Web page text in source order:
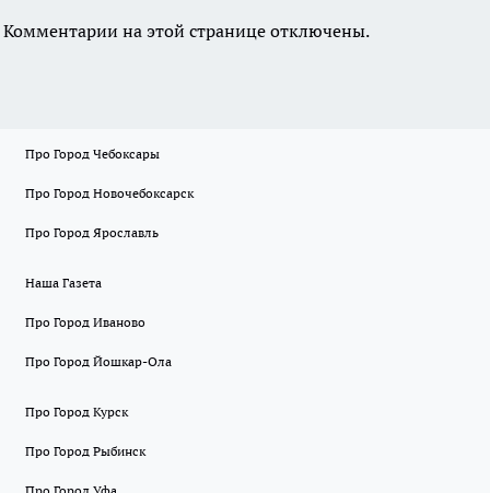
Комментарии на этой странице отключены.
Про Город Чебоксары
Про Город Новочебоксарск
Про Город Ярославль
Наша Газета
Про Город Иваново
Про Город Йошкар-Ола
Про Город Курск
Про Город Рыбинск